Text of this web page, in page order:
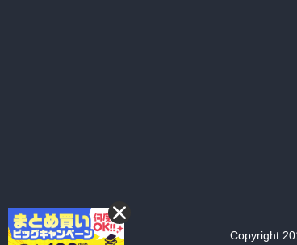
Copyright